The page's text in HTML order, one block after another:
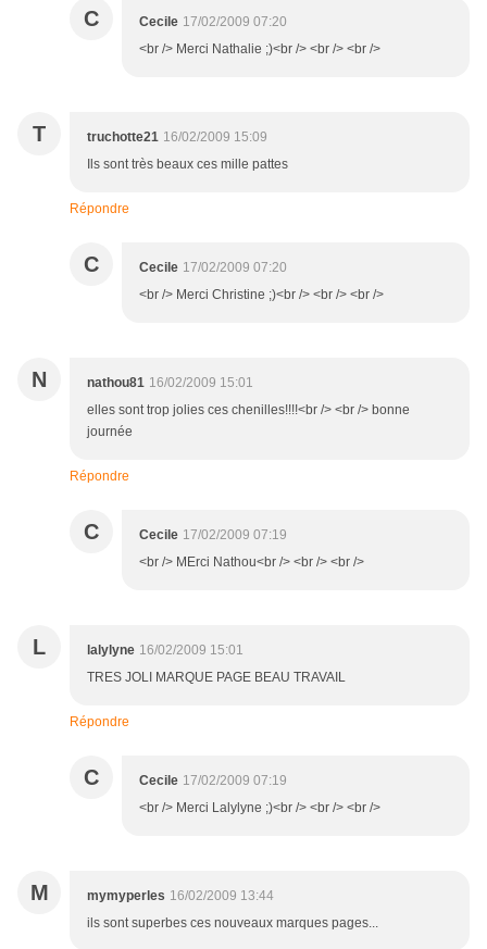
C Cecile 17/02/2009 07:20
<br /> Merci Nathalie ;)<br /> <br /> <br />
T truchotte21 16/02/2009 15:09
Ils sont très beaux ces mille pattes
Répondre
C Cecile 17/02/2009 07:20
<br /> Merci Christine ;)<br /> <br /> <br />
N nathou81 16/02/2009 15:01
elles sont trop jolies ces chenilles!!!!<br /> <br /> bonne
journée
Répondre
C Cecile 17/02/2009 07:19
<br /> MErci Nathou<br /> <br /> <br />
L lalylyne 16/02/2009 15:01
TRES JOLI MARQUE PAGE BEAU TRAVAIL
Répondre
C Cecile 17/02/2009 07:19
<br /> Merci Lalylyne ;)<br /> <br /> <br />
M mymyperles 16/02/2009 13:44
ils sont superbes ces nouveaux marques pages...